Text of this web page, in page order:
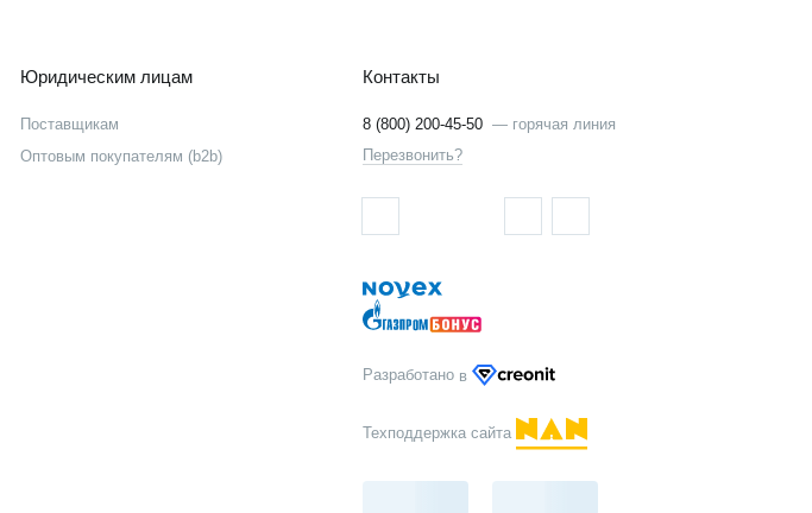
Юридическим лицам
Поставщикам
Оптовым покупателям (b2b)
Контакты
8 (800) 200-45-50 — горячая линия
Перезвонить?
Разработано в
Техподдержка сайта